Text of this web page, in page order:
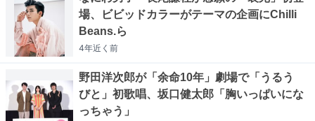
場、ビビッドカラーがテーマの企画にChilli
Beans.ら
4年近く 前
野田洋次郎が「余命10年」劇場で「うるう
びと」初歌唱、坂口健太郎「胸いっぱいにな
っちゃう」